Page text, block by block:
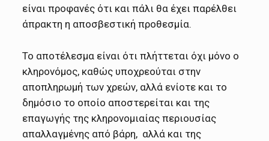
είναι προφανές ότι και πάλι θα έχει παρέλθει
άπρακτη η αποσβεστική προθεσμία.
Το αποτέλεσμα είναι ότι πλήττεται όχι μόνο ο
κληρονόμος, καθώς υποχρεούται στην
αποπληρωμή των χρεών, αλλά ενίοτε και το
δημόσιο το οποίο αποστερείται και της
επαγωγής της κληρονομιαίας περιουσίας
απαλλαγμένης από βάρη, αλλά και της